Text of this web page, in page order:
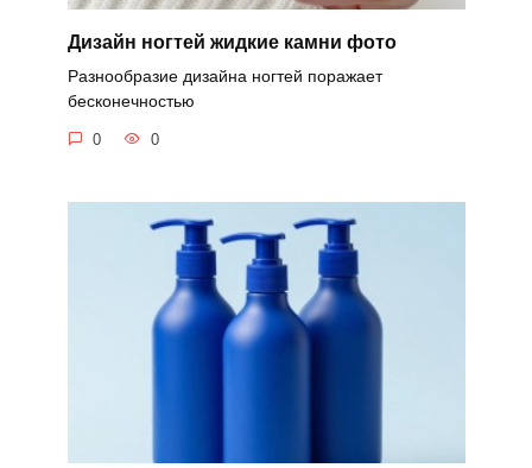
Дизайн ногтей жидкие камни фото
Разнообразие дизайна ногтей поражает
бесконечностью
0 0